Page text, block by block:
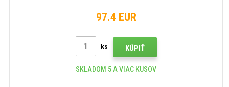
97.4 EUR
ks KÚPIŤ
SKLADOM 5 A VIAC KUSOV